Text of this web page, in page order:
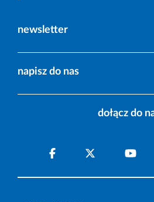
newsletter
napisz do nas
dołącz do